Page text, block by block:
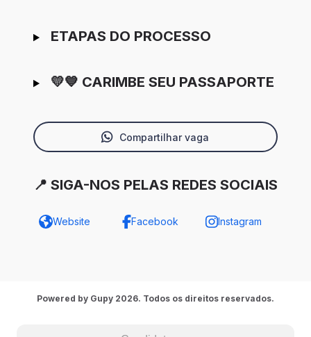
ETAPAS DO PROCESSO
💛💙 CARIMBE SEU PASSAPORTE
Compartilhar vaga
📍 SIGA-NOS PELAS REDES SOCIAIS
Website Facebook Instagram
Powered by Gupy 2026. Todos os direitos reservados.